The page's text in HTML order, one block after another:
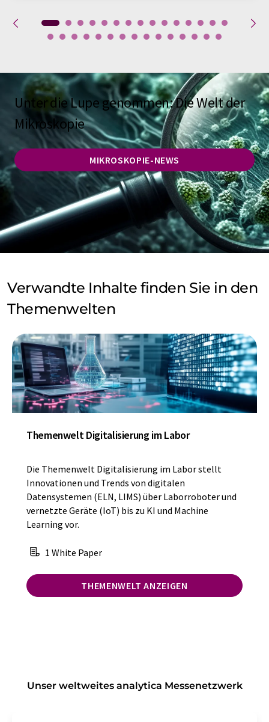
Unter die Lupe genommen: Die Welt der
Mikroskopie
MIKROSKOPIE-NEWS
Verwandte Inhalte finden Sie in den
Themenwelten
Themenwelt Digitalisierung im Labor
Die Themenwelt Digitalisierung im Labor stellt
Innovationen und Trends von digitalen
Datensystemen (ELN, LIMS) über Laborroboter und
vernetzte Geräte (IoT) bis zu KI und Machine
Learning vor.
1 White Paper
THEMENWELT ANZEIGEN
Unser weltweites analytica Messenetzwerk